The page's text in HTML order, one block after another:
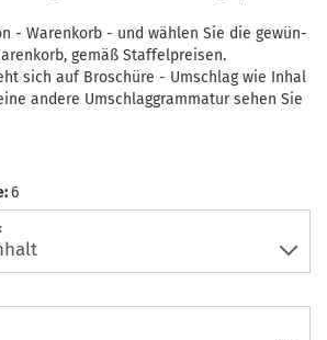
- Warenkorb - und wählen Sie die gewün-
gemäß Staffelpreisen.
sich auf Broschüre - Umschlag wie Inhal
andere Umschlaggrammatur sehen Sie
6